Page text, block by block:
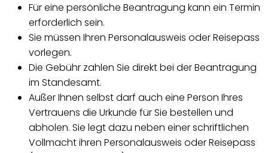
Für eine persönliche Beantragung kann ein Termin
erforderlich sein.
Sie müssen Ihren Personalausweis oder Reisepass
vorlegen.
Die Gebühr zahlen Sie direkt bei der Beantragung
im Standesamt.
Außer Ihnen selbst darf auch eine Person Ihres
Vertrauens die Urkunde für Sie bestellen und
abholen. Sie legt dazu neben einer schriftlichen
Vollmacht ihren Personalausweis oder Reisepass